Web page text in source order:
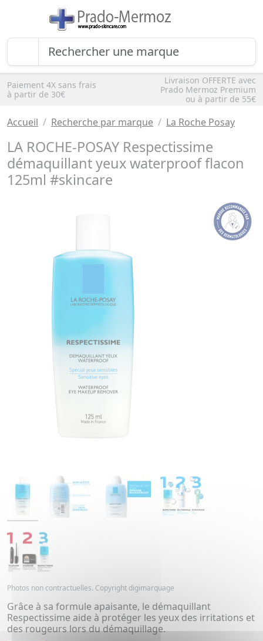
Paiement 4X sans frais
à partir de 30€
Livraison OFFERTE avec
Prado Mermoz Premium
ou à partir de 55€
Accueil Recherche par marque La Roche Posay
LA ROCHE-POSAY Respectissime
démaquillant yeux waterproof flacon
125ml #skincare
Photos non contractuelles. Copyright digimarquage
Grâce à sa formule apaisante, le démaquillant
Respectissime aide à protéger les yeux des irritations et
des rougeurs lors du démaquillage.